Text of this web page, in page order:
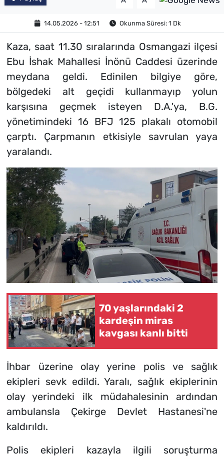
14.05.2026 - 12:51 Okunma Süresi: 1 Dk
Kaza, saat 11.30 sıralarında Osmangazi ilçesi
Ebu İshak Mahallesi İnönü Caddesi üzerinde
meydana geldi. Edinilen bilgiye göre,
bölgedeki alt geçidi kullanmayıp yolun
karşısına geçmek isteyen D.A.'ya, B.G.
yönetimindeki 16 BFJ 125 plakalı otomobil
çarptı. Çarpmanın etkisiyle savrulan yaya
yaralandı.
70 yaşlarındaki 2
kardeşin miras
kavgası kanlı bitti
İhbar üzerine olay yerine polis ve sağlık
ekipleri sevk edildi. Yaralı, sağlık ekiplerinin
olay yerindeki ilk müdahalesinin ardından
ambulansla Çekirge Devlet Hastanesi'ne
kaldırıldı.
Polis ekipleri kazayla ilgili soruşturma